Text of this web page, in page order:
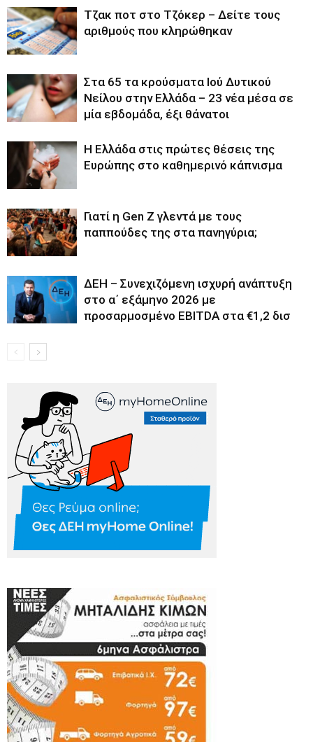
Tζακ ποτ στο Τζόκερ – Δείτε τους
αριθμούς που κληρώθηκαν
Στα 65 τα κρούσματα Ιού Δυτικού
Νείλου στην Ελλάδα – 23 νέα μέσα σε
μία εβδομάδα, έξι θάνατοι
Η Ελλάδα στις πρώτες θέσεις της
Ευρώπης στο καθημερινό κάπνισμα
Γιατί η Gen Z γλεντά με τους
παππούδες της στα πανηγύρια;
ΔΕΗ – Συνεχιζόμενη ισχυρή ανάπτυξη
στο α΄ εξάμηνο 2026 με
προσαρμοσμένο EBITDA στα €1,2 δισ